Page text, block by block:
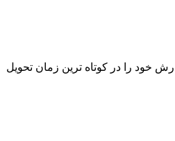
خود را در کوتاه ترین زمان تحویل